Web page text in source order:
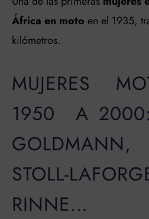
África en moto en el 1935,
kilómetros.
MUJERES
1950 A 2000:
GOLDMANN,
STOLL-
RINNE…